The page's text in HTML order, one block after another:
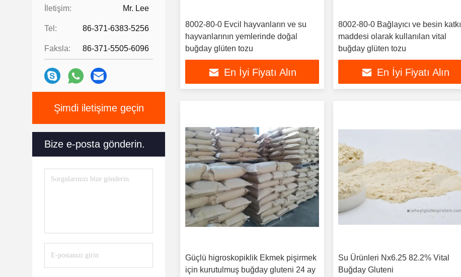
İletişim: Mr. Lee
Tel: 86-371-6383-5256
Faksla: 86-371-5505-6096
Şimdi iletişime geçin
Bize e-posta gönderin.
8002-80-0 Evcil hayvanların ve su
hayvanlarının yemlerinde doğal
buğday glüten tozu
En İyi Fiyatı Alın
8002-80-0 Bağlayıcı ve besin katkı
maddesi olarak kullanılan vital
buğday glüten tozu
En İyi Fiyatı Alın
Güçlü higroskopiklik Ekmek pişirmek
için kurutulmuş buğday gluteni 24 ay
Su Ürünleri Nx6.25 82.2% Vital
Buğday Gluteni